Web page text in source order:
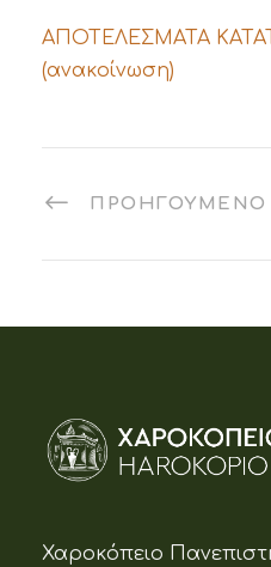
ΑΠΟΤΕΛΕΣΜΑΤΑ
(ανακοίνωση)
ΠΡΟΗΓΟΎΜΕΝΟ
Χαροκόπειο